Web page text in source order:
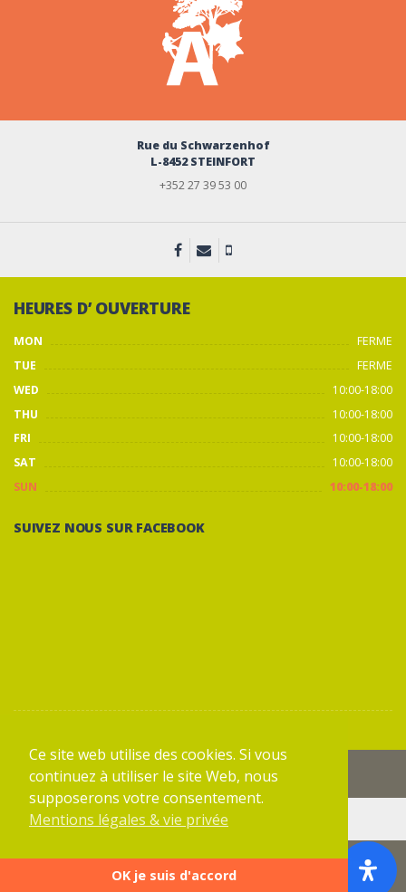
Rue du Schwarzenhof
L-8452 STEINFORT
+352 27 39 53 00
HEURES D’ OUVERTURE
MON
FERME
TUE
FERME
WED
10:00-18:00
THU
10:00-18:00
FRI
10:00-18:00
SAT
10:00-18:00
SUN
10:00-18:00
SUIVEZ NOUS SUR FACEBOOK
VOIR LE PLAN
Site réalisé par Indigo•Mentions légales & vie privée
© 2021 Tous droits réservés CIGL Steinfort
Ce site web utilise des cookies. Si vous
continuez à utiliser le site Web, nous
supposerons votre consentement.
Mentions légales & vie privée
OK je suis d'accord